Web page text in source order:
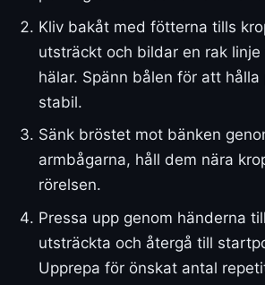
Kliv bakåt med fötterna tills
utsträckt och bildar en rak
hälar. Spänn bålen för att hålla
stabil.
Sänk bröstet mot bänken
armbågarna, håll dem nära
rörelsen.
Pressa upp genom händerna
utsträckta och återgå till
Upprepa för önskat antal